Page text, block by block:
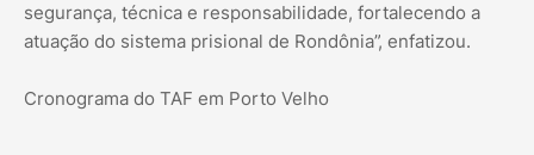
segurança, técnica e responsabilidade, fortalecendo a
atuação do sistema prisional de Rondônia”, enfatizou.
Cronograma do TAF em Porto Velho